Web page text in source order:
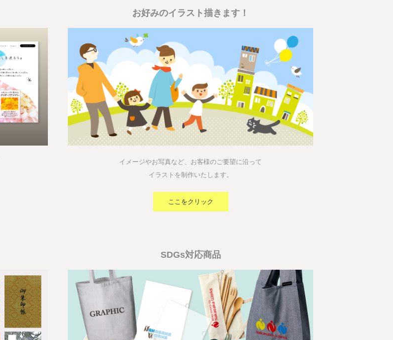
お好みのイラスト描きます！
イメージやお写真など、お客様のご要望に沿って
イラストを制作いたします。
ここをクリック
SDGs対応商品